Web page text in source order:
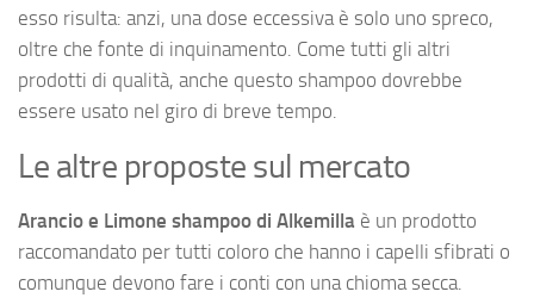
esso risulta: anzi, una dose eccessiva è solo uno spreco,
oltre che fonte di inquinamento. Come tutti gli altri
prodotti di qualità, anche questo shampoo dovrebbe
essere usato nel giro di breve tempo.
Le altre proposte sul mercato
Arancio e Limone shampoo di Alkemilla è un prodotto
raccomandato per tutti coloro che hanno i capelli sfibrati o
comunque devono fare i conti con una chioma secca.